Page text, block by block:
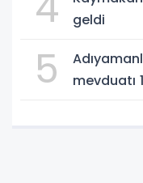
geldi
5
mevduatı